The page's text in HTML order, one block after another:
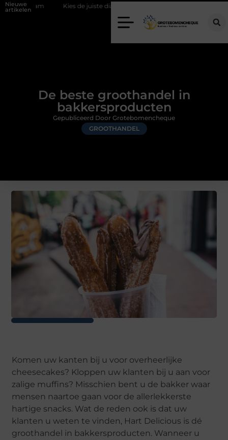
Nieuwe
artikelen
Kies de juiste diamantboor voor uw project
De beste groothandel in
bakkersproducten
GROOTHANDEL
Gepubliceerd Door Grotebomencheque
Komen uw kanten bij u voor overheerlijke
cheesecakes? Kloppen uw klanten bij u aan voor
zalige muffins? Misschien bent u de bakker waar
mensen naartoe gaan voor de allerlekkerste
hartige snacks. Wat de reden ook is dat uw
klanten u weten te vinden, Hart Delicious is dé
groothandel in bakkersproducten. Wanneer u